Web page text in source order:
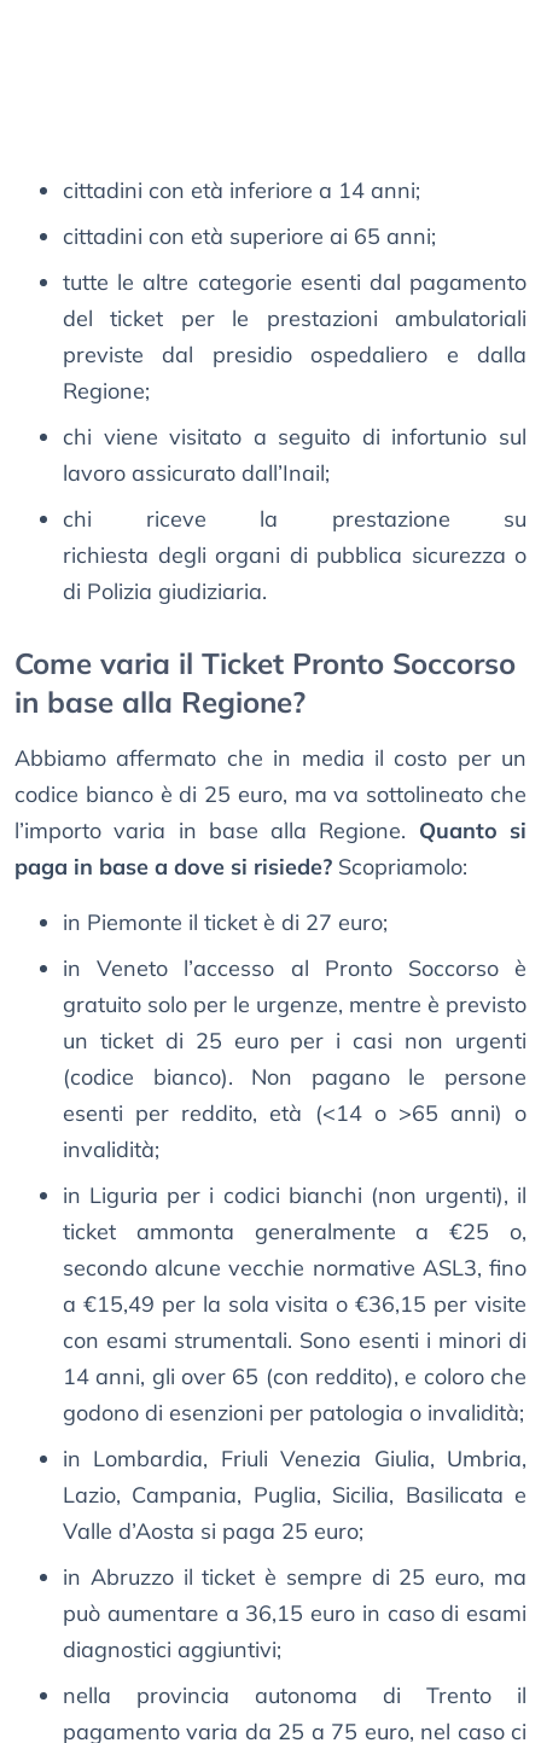
cittadini con età inferiore a 14 anni;
cittadini con età superiore ai 65 anni;
tutte le altre categorie esenti dal pagamento
del ticket per le prestazioni ambulatoriali
previste dal presidio ospedaliero e dalla
Regione;
chi viene visitato a seguito di infortunio sul
lavoro assicurato dall’Inail;
chi riceve la prestazione su
richiesta degli organi di pubblica sicurezza o
di Polizia giudiziaria.
Come varia il Ticket Pronto Soccorso
in base alla Regione?
Abbiamo affermato che in media il costo per un
codice bianco è di 25 euro, ma va sottolineato che
l’importo varia in base alla Regione. Quanto si
paga in base a dove si risiede? Scopriamolo:
in Piemonte il ticket è di 27 euro;
in Veneto l’accesso al Pronto Soccorso è
gratuito solo per le urgenze, mentre è previsto
un ticket di 25 euro per i casi non urgenti
(codice bianco). Non pagano le persone
esenti per reddito, età (<14 o >65 anni) o
invalidità;
in Liguria per i codici bianchi (non urgenti), il
ticket ammonta generalmente a €25 o,
secondo alcune vecchie normative ASL3, fino
a €15,49 per la sola visita o €36,15 per visite
con esami strumentali. Sono esenti i minori di
14 anni, gli over 65 (con reddito), e coloro che
godono di esenzioni per patologia o invalidità;
in Lombardia, Friuli Venezia Giulia, Umbria,
Lazio, Campania, Puglia, Sicilia, Basilicata e
Valle d’Aosta si paga 25 euro;
in Abruzzo il ticket è sempre di 25 euro, ma
può aumentare a 36,15 euro in caso di esami
diagnostici aggiuntivi;
nella provincia autonoma di Trento il
pagamento varia da 25 a 75 euro, nel caso ci